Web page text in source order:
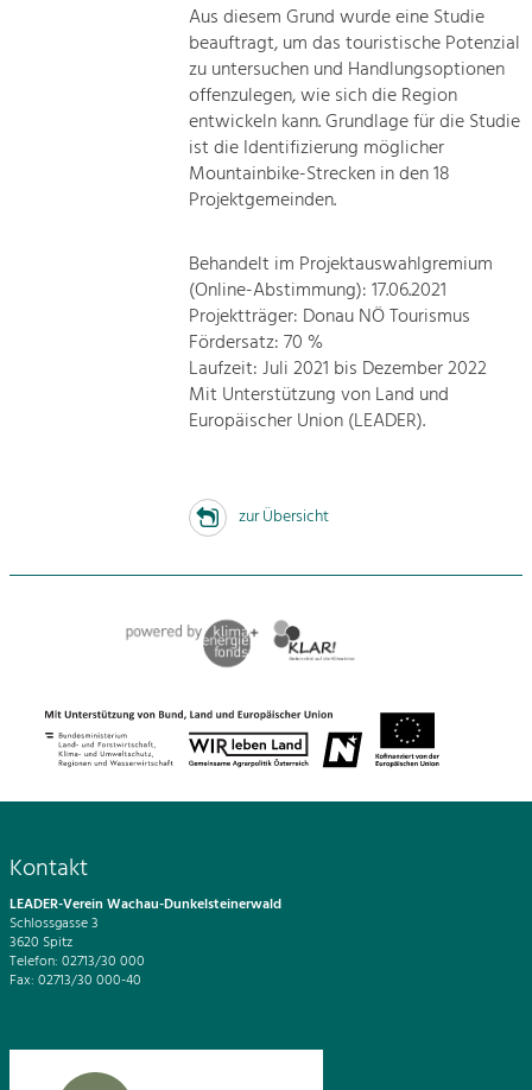
Aus diesem Grund wurde eine Studie
beauftragt, um das touristische Potenzial
zu untersuchen und Handlungsoptionen
offenzulegen, wie sich die Region
entwickeln kann. Grundlage für die Studie
ist die Identifizierung möglicher
Mountainbike-Strecken in den 18
Projektgemeinden.
Behandelt im Projektauswahlgremium
(Online-Abstimmung): 17.06.2021
Projektträger: Donau NÖ Tourismus
Fördersatz: 70 %
Laufzeit: Juli 2021 bis Dezember 2022
Mit Unterstützung von Land und
Europäischer Union (LEADER).
zur Übersicht
Kontakt
LEADER-Verein Wachau-Dunkelsteinerwald
Schlossgasse 3
3620 Spitz
Telefon: 02713/30 000
Fax: 02713/30 000-40